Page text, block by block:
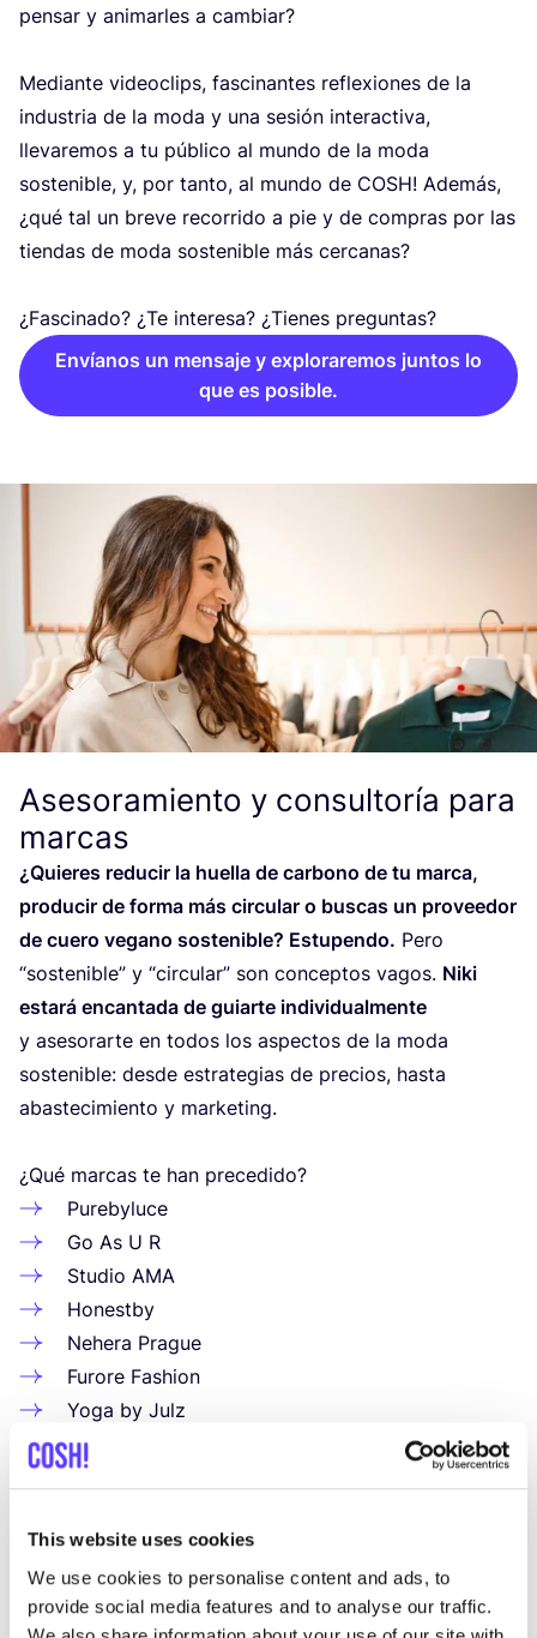
This website uses cookies
We use cookies to personalise content and ads, to
provide social media features and to analyse our traffic.
pen­sar y ani­mar­les a cam­biar?
Median­te video­clips, fas­ci­nan­tes refle­xio­nes de la
indus­tria de la moda y una sesión inter­ac­ti­va,
lle­va­re­mos a tu públi­co al mun­do de la moda
sos­te­ni­ble, y, por tan­to, al mun­do de COSH! Ade­más,
¿qué tal un bre­ve reco­rri­do a pie y de com­pras por las
tien­das de moda sos­te­ni­ble más cer­ca­nas?
¿Fas­ci­na­do? ¿Te intere­sa? ¿Tie­nes preguntas?
Envíanos un mensaje y exploraremos juntos lo
que es posible.
Asesoramiento y consultoría para
marcas
¿Quie­res redu­cir la hue­lla de car­bono de tu mar­ca,
pro­du­cir de for­ma más cir­cu­lar o bus­cas un pro­vee­dor
de cue­ro vegano sos­te­ni­ble? Estu­pen­do. Pero
“sos­te­ni­ble” y “cir­cu­lar” son con­cep­tos vagos. Niki
esta­rá encan­ta­da de guiar­te indi­vi­dual­men­te
y ase­so­rar­te en todos los aspec­tos de la moda
sos­te­ni­ble: des­de estra­te­gias de pre­cios, has­ta
abas­te­ci­mien­to y mar­ke­ting.
¿Qué mar­cas te han precedido?
Pureby­lu­ce
Go As U R
Stu­dio AMA
Honestby
Nehe­ra Prague
Furo­re Fashion
Yoga by Julz
Sevent­yO­ne
fantástico.
Envíanos un mensaje para más información o
pide una cita ahora mismo.